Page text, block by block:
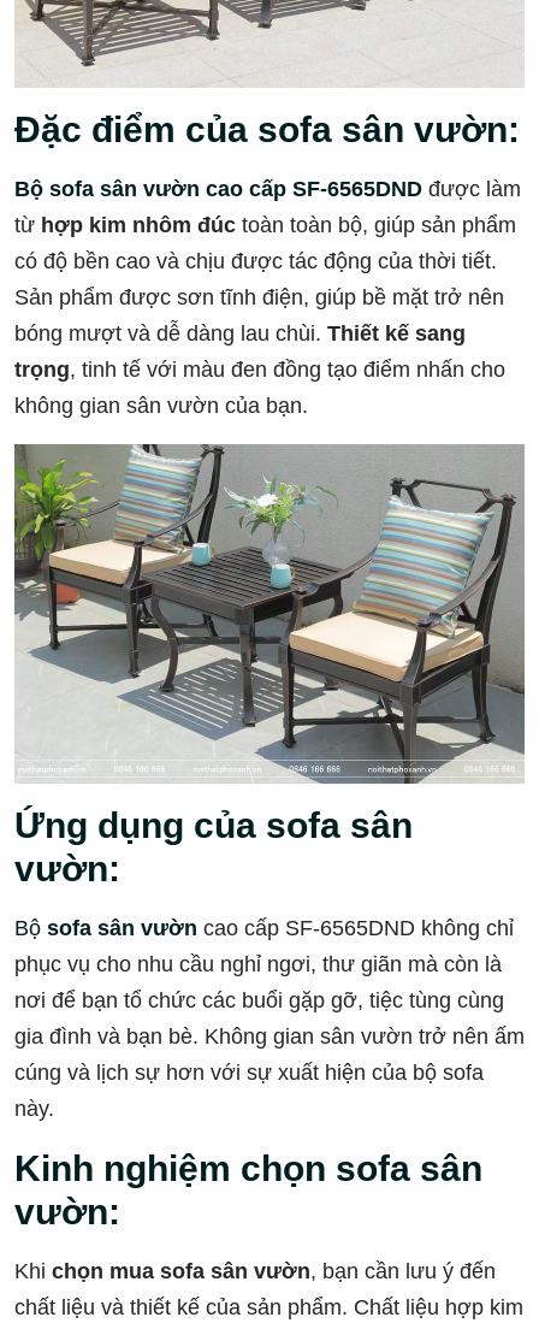
Đặc điểm của sofa sân vườn:
Bộ sofa sân vườn cao cấp SF-6565DND được làm
từ hợp kim nhôm đúc toàn toàn bộ, giúp sản phẩm
có độ bền cao và chịu được tác động của thời tiết.
Sản phẩm được sơn tĩnh điện, giúp bề mặt trở nên
bóng mượt và dễ dàng lau chùi. Thiết kế sang
trọng, tinh tế với màu đen đồng tạo điểm nhấn cho
không gian sân vườn của bạn.
Ứng dụng của sofa sân
vườn:
Bộ sofa sân vườn cao cấp SF-6565DND không chỉ
phục vụ cho nhu cầu nghỉ ngơi, thư giãn mà còn là
nơi để bạn tổ chức các buổi gặp gỡ, tiệc tùng cùng
gia đình và bạn bè. Không gian sân vườn trở nên ấm
cúng và lịch sự hơn với sự xuất hiện của bộ sofa
này.
Kinh nghiệm chọn sofa sân
vườn:
Khi chọn mua sofa sân vườn, bạn cần lưu ý đến
chất liệu và thiết kế của sản phẩm. Chất liệu hợp kim